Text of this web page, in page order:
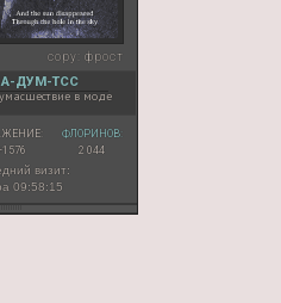
copy: фрост
ДУМ-ТСС
в моде
ФЛОРИНОВ:
2 044
визит:
09:58:15